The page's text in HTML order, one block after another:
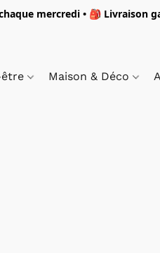
mercredi • 🎒 Livraison
être Maison & Déco